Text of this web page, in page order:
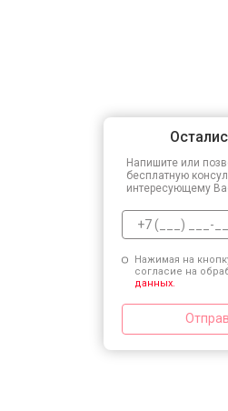
Напишите или
бесплатную
интересующему
Нажимая на
согласие на
данных.